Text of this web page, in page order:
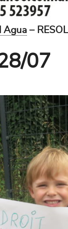
Agua –
07